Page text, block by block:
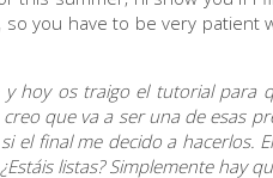
you have to be very patient
hoy os traigo el tutorial para
que va a ser una de esas
el final me decido a hacerlos.
listas? Simplemente hay